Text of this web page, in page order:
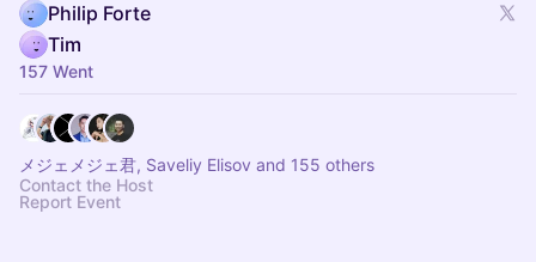
Philip Forte
Tim
157 Went
メジェメジェ君, Saveliy Elisov and 155 others
Contact the Host
Report Event